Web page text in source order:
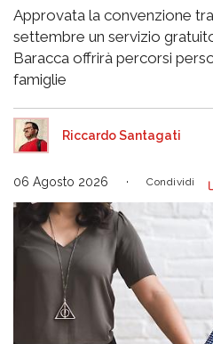
Approvata la convenzione tra
settembre un servizio
Baracca offrirà percorsi
famiglie
Riccardo Santagati
06 Agosto 2026 Condividi